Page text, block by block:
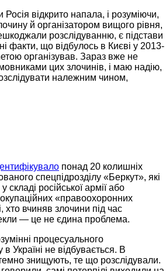
відкрито напала, і розуміючи,
й організатором вищого рівня,
розслідуванню, є підстави
факти, що відбулось в Києві у 2013-
організував. Зараз вже не
цих злочинів, і маю надію,
належним чином,
понад 20 колишніх
спецпідрозділу «Беркут», які
складі російської армії або
«правоохоронних
хто вчиняв злочини під час
— це не єдина проблема.
процесуального
в Україні не відбувається. В
знищують, те що розслідували.